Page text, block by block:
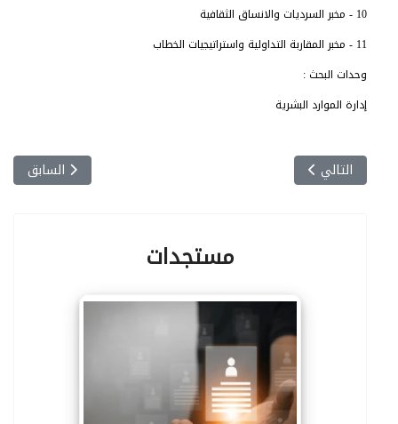
10 -
مخبر السرديات والانساق الثقافية
11 -
مخبر المقاربة التداولية واستراتيجيات الخطاب
وحدات البحث :
إدارة الموارد البشرية
المقال
السابق المقال التالي: مشاريع البحث في الجامعة
التالي
مستجدات
التوظيف